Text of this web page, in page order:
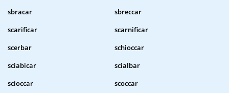
sbracar
sbreccar
scarificar
scarnificar
scerbar
schioccar
sciabicar
scialbar
scioccar
scoccar